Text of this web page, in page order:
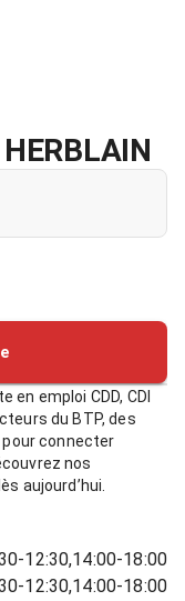
en emploi CDD, CDI
du BTP, des
connecter
nos
aujourd’hui.
12:30,14:00-18:00
12:30,14:00-18:00